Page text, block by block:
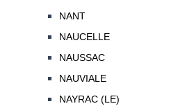
NANT
NAUCELLE
NAUSSAC
NAUVIALE
NAYRAC (LE)